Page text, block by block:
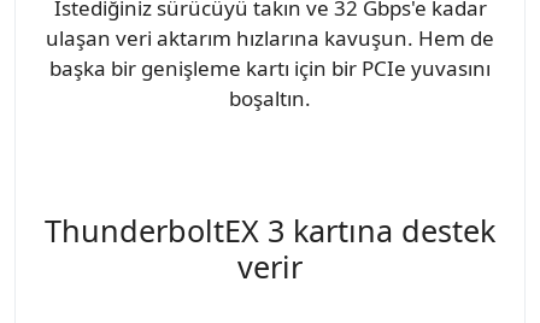
İstediğiniz sürücüyü takın ve 32 Gbps'e kadar
ulaşan veri aktarım hızlarına kavuşun. Hem de
başka bir genişleme kartı için bir PCIe yuvasını
boşaltın.
ThunderboltEX 3 kartına destek
verir